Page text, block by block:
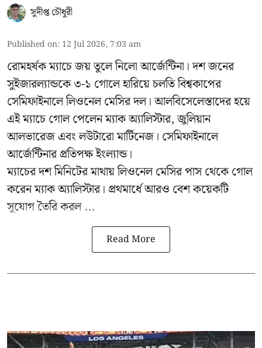
সুদীপ্ত চৌধুরী
Published on: 12 Jul 2026, 7:03 am
রোমহর্ষক ম্যাচে জয় তুলে নিলো আর্জেন্টিনা। দশ জনের
সুইজারল্যান্ডকে ৩-১ গোলে হারিয়ে চলতি বিশ্বকাপের
সেমিফাইনালে লিওনেল মেসির দল। আলবিসেলেস্তাদের হয়ে
এই ম্যাচে গোল পেলেন ম্যাক অ্যালিস্টার, জুলিয়ান
আলভারেজ এবং লউটারো মার্টিনেজ। সেমিফাইনালে
আর্জেন্টিনার প্রতিপক্ষ ইংল্যান্ড।
ম্যাচের দশ মিনিটের মাথায় লিওনেল মেসির পাস থেকে গোল
করেন ম্যাক অ্যালিস্টার। প্রথমার্ধে আরও বেশ কয়েকটি
সুযোগ তৈরি করল ...
Read More